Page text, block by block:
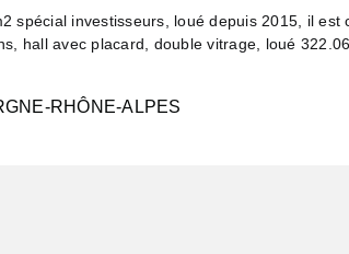
spécial investisseurs, loué depuis 2015, il est
hall avec placard, double vitrage, loué
RHÔNE-ALPES